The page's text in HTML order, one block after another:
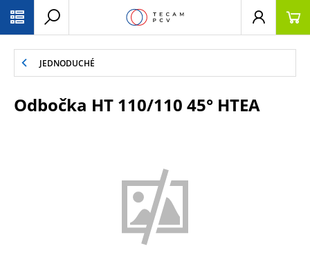
JEDNODUCHÉ
Odbočka HT 110/110 45° HTEA